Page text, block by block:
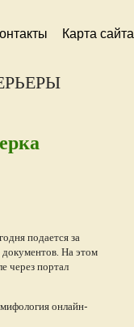
Карта сайта
подается за
На этом
через портал
онлайн-